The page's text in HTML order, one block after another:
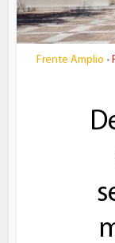
Frente Amplio •